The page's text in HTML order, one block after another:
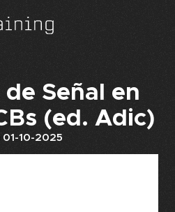
Señal en
(ed. Adic)
01-10-2025